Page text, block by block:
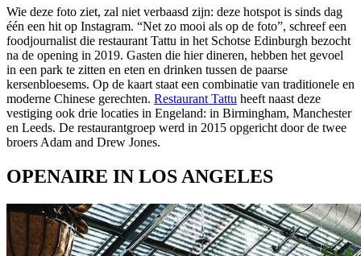
Wie deze foto ziet, zal niet verbaasd zijn: deze hotspot is sinds dag
één een hit op Instagram. “Net zo mooi als op de foto”, schreef een
foodjournalist die restaurant Tattu in het Schotse Edinburgh bezocht
na de opening in 2019. Gasten die hier dineren, hebben het gevoel
in een park te zitten en eten en drinken tussen de paarse
kersenbloesems. Op de kaart staat een combinatie van traditionele en
moderne Chinese gerechten. Restaurant Tattu heeft naast deze
vestiging ook drie locaties in Engeland: in Birmingham, Manchester
en Leeds. De restaurantgroep werd in 2015 opgericht door de twee
broers Adam and Drew Jones.
OPENAIRE IN LOS ANGELES